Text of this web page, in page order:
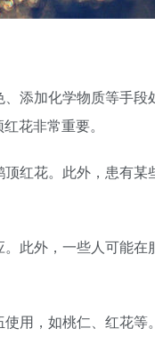
添加化学物质等手段
花非常重要。
红花。此外，患有某
此外，一些人可能在
用，如桃仁、红花等